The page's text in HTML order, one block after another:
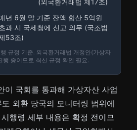
(외국환거래법 제17조)
년 6월 말 기준 잔액 합산 5억원
과 시 국세청에 신고 의무 (국조법
53조)
규정 기준. 외국환거래법 개정안(가상자
행 중이므로 최신 규정 확인 필요.
이 국회를 통과해 가상자산 사업
외환 당국의 모니터링 범위에
행령 세부 내용은 확정 전이므